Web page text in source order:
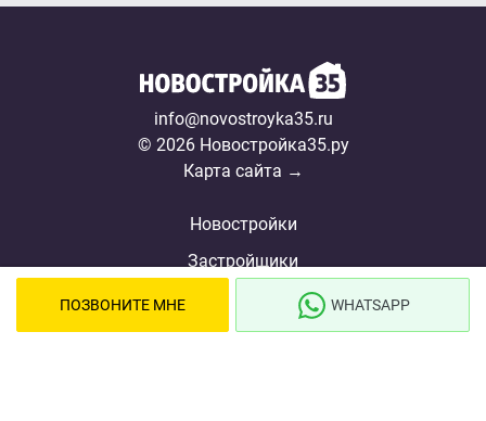
info@novostroyka35.ru
© 2026 Новостройка35.ру
Карта сайта →
Новостройки
Застройщики
Новости
ПОЗВОНИТЕ МНЕ WHATSAPP